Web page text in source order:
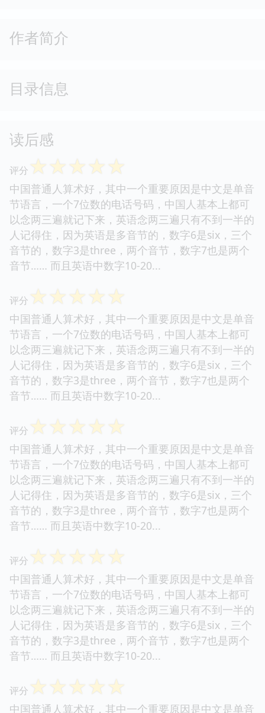
作者简介
目录信息
读后感
评分 ☆☆☆☆☆
中国普通人算术好，其中一个重要原因是中文是单音
节语言，一个7位数的电话号码，中国人基本上都可
以念两三遍就记下来，英语念两三遍只有不到一半的
人记得住，因为英语是多音节的，数字6是six，三个
音节的，数字3是three，两个音节，数字7也是两个
音节…… 而且英语中数字10-20...
评分 ☆☆☆☆☆
中国普通人算术好，其中一个重要原因是中文是单音
节语言，一个7位数的电话号码，中国人基本上都可
以念两三遍就记下来，英语念两三遍只有不到一半的
人记得住，因为英语是多音节的，数字6是six，三个
音节的，数字3是three，两个音节，数字7也是两个
音节…… 而且英语中数字10-20...
评分 ☆☆☆☆☆
中国普通人算术好，其中一个重要原因是中文是单音
节语言，一个7位数的电话号码，中国人基本上都可
以念两三遍就记下来，英语念两三遍只有不到一半的
人记得住，因为英语是多音节的，数字6是six，三个
音节的，数字3是three，两个音节，数字7也是两个
音节…… 而且英语中数字10-20...
评分 ☆☆☆☆☆
中国普通人算术好，其中一个重要原因是中文是单音
节语言，一个7位数的电话号码，中国人基本上都可
以念两三遍就记下来，英语念两三遍只有不到一半的
人记得住，因为英语是多音节的，数字6是six，三个
音节的，数字3是three，两个音节，数字7也是两个
音节…… 而且英语中数字10-20...
评分 ☆☆☆☆☆
中国普通人算术好，其中一个重要原因是中文是单音